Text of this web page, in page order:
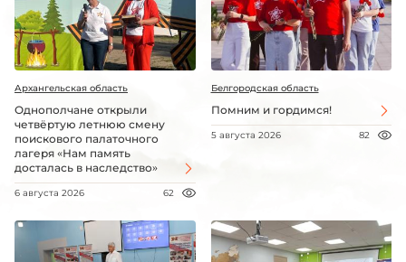
Архангельская область
Однополчане открыли
четвёртую летнюю смену
поискового палаточного
лагеря «Нам память
досталась в наследство»
6 августа 2026 62
Белгородская область
Помним и гордимся!
5 августа 2026 82